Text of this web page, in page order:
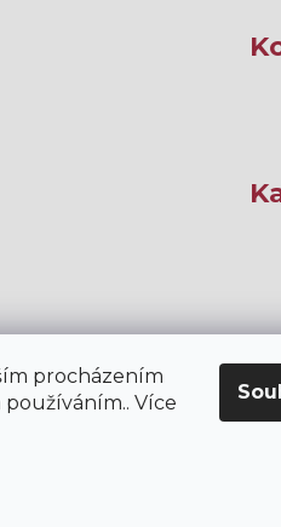
procházením
Více